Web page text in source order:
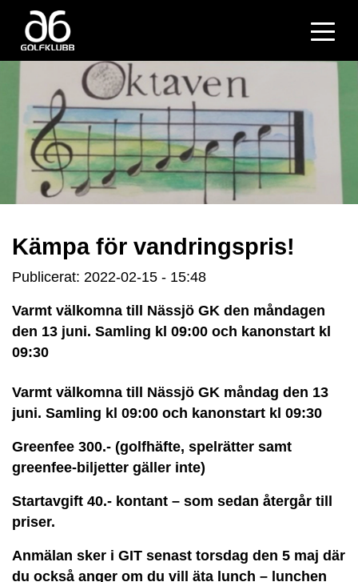
Kämpa för vandringspris!
Publicerat: 2022-02-15 - 15:48
Varmt välkomna till Nässjö GK den måndagen
den 13 juni. Samling kl 09:00 och kanonstart kl
09:30
Varmt välkomna till Nässjö GK måndag den 13
juni. Samling kl 09:00 och kanonstart kl 09:30
Greenfee 300.- (golfhäfte, spelrätter samt
greenfee-biljetter gäller inte)
Startavgift 40.- kontant – som sedan återgår till
priser.
Anmälan sker i GIT senast torsdag den 5 maj där
du också anger om du vill äta lunch – lunchen